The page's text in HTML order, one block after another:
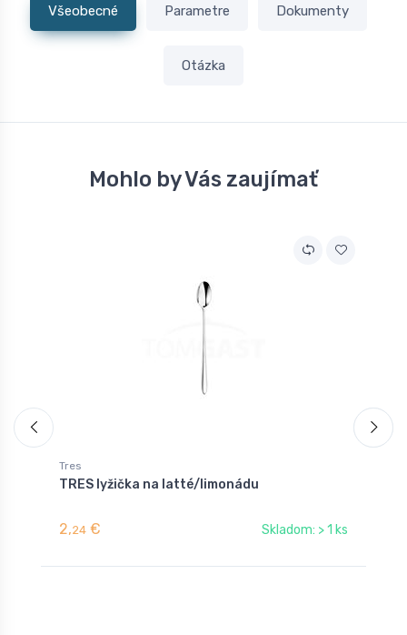
Všeobecné Parametre Dokumenty
Otázka
Mohlo by Vás zaujímať
Tres
TRES lyžička na latté/limonádu
2,24 € Skladom: > 1 ks